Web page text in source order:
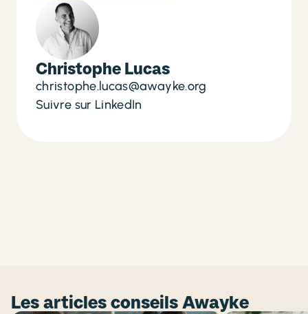
Christophe Lucas
christophe.lucas@awayke.org
Suivre sur LinkedIn
Les articles conseils Awayke